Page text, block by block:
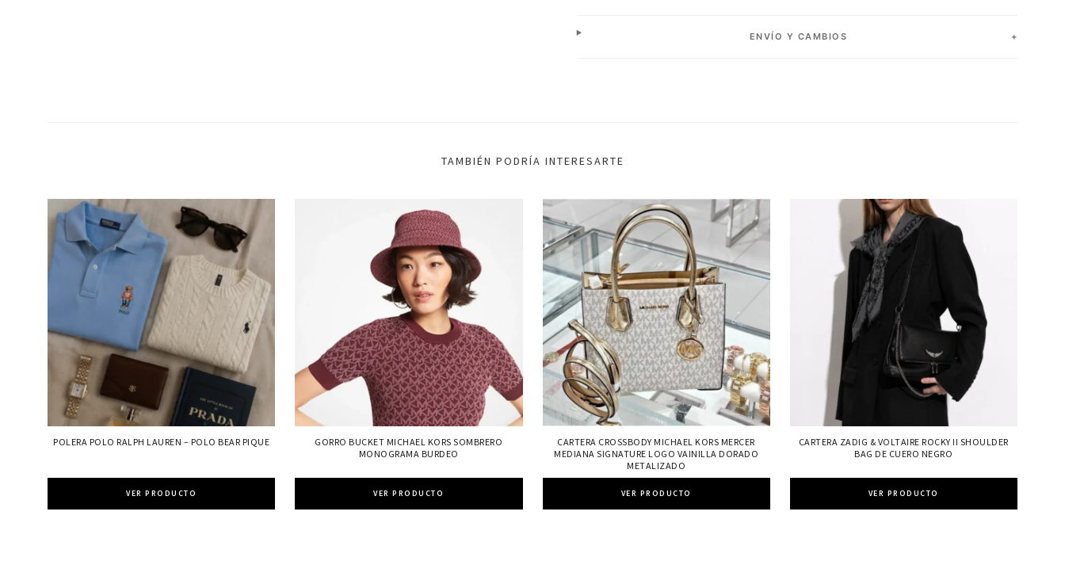
ENVÍO Y CAMBIOS
TAMBIÉN PODRÍA INTERESARTE
POLERA POLO RALPH LAUREN – POLO BEAR PIQUE
VER PRODUCTO
GORRO BUCKET MICHAEL KORS SOMBRERO
MONOGRAMA BURDEO
VER PRODUCTO
CARTERA CROSSBODY MICHAEL KORS MERCER
MEDIANA SIGNATURE LOGO VAINILLA DORADO
METALIZADO
VER PRODUCTO
CARTERA ZADIG & VOLTAIRE ROCKY II SHOULDER
BAG DE CUERO NEGRO
VER PRODUCTO